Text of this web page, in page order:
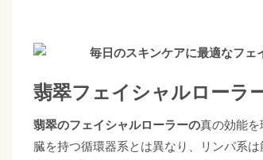
翡翠フェイシャルローラ
翡翠のフェイシャルローラーの真の効能を
臓を持つ循環器系とは異なり、リンパ系